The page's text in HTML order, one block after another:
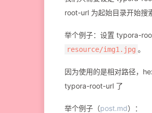
root-url 为起始目录开始搜
举个例子：设置 typora-
resource/img1.jpg 。
因为使用的是相对路径，
typora-root-url 了
举个例子（post.md）：